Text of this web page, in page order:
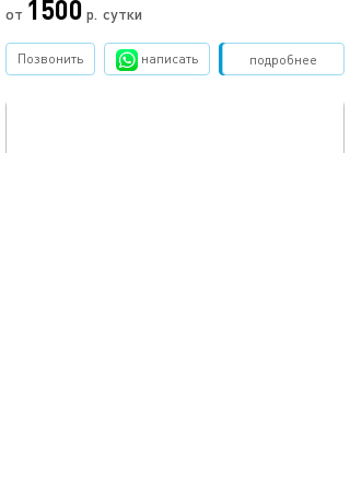
от 1500 р. сутки
подробнее
Позвонить написать Забронировать